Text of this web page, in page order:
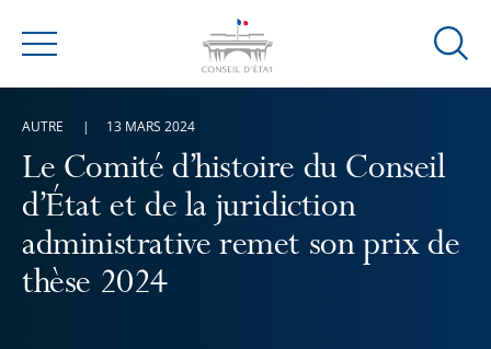
Menu
Ouvrir
Le Comité d’histoire du Conseil
d’État et de la juridiction
administrative remet son prix de
thèse 2024
AUTRE 13 MARS 2024